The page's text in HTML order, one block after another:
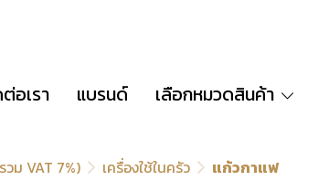
อเรา แบรนด์ เลือกหมวดสินค้า
วม VAT 7%) เครื่องใช้ในครัว แก้วกาแฟ